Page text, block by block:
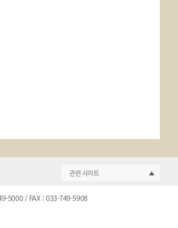
관련 사이트
5000 / FAX : 033-749-5908